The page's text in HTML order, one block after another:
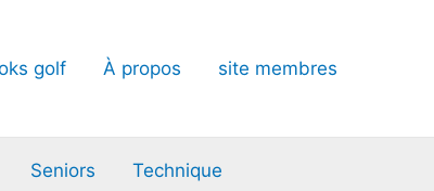
golf À propos site membres
Seniors Technique